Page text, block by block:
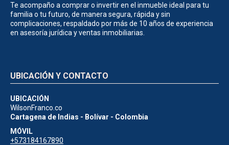
Te acompaño a comprar o invertir en el inmueble ideal para tu
familia o tu futuro, de manera segura, rápida y sin
complicaciones, respaldado por más de 10 años de experiencia
en asesoría jurídica y ventas inmobiliarias.
UBICACIÓN Y CONTACTO
UBICACIÓN
WilsonFranco.co
Cartagena de Indias - Bolívar - Colombia
MÓVIL
+573184167890